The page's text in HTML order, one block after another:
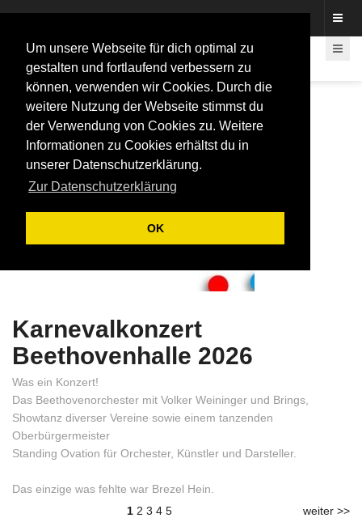
Um unsere Webseite für dich optimal zu
gestalten und fortlaufend verbessern zu
können, verwenden wir Cookies. Durch die
weitere Nutzung der Webseite stimmst du
der Verwendung von Cookies zu. Weitere
Informationen zu Cookies erhältst du in
unserer Datenschutzerklärung.
Zur Datenschutzerklärung
OK
Karnevalkonzert
Beethovenhalle 2026
Was ein Konzert!
Das Beethovenorchester mit Volker Weininger und Brings,
Showtanz diverser Vereine sowie einem tanzenden
Oberbürgermeister
Standing Ovation für Orchester, Künstler und Darsteller.
Das einzige was fehlte war Brezel Hein.
1 2 3 4 5 weiter >>